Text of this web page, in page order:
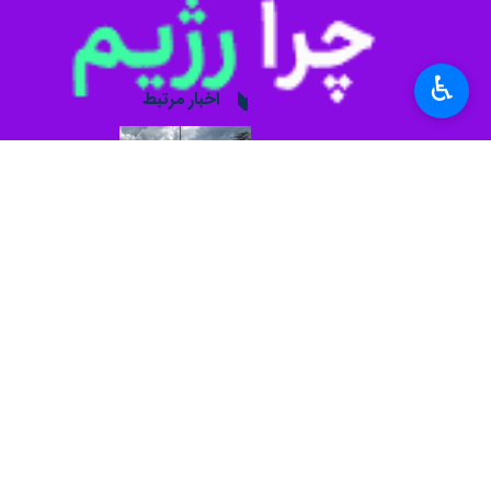
منابع آب
شرکت مدیریت منابع آب ایران
اخبار مرتبط
«ال‌نینو» چگونه
♿︎